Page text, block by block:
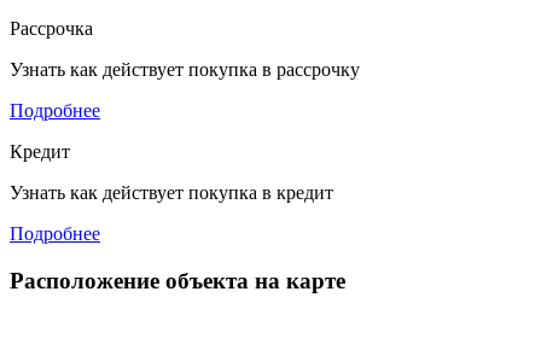
Рассрочка
Узнать как действует покупка в рассрочку
Подробнее
Кредит
Узнать как действует покупка в кредит
Подробнее
Расположение объекта на карте